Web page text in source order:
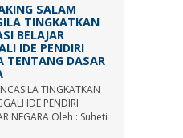
SALAM
TINGKATKAN
BELAJAR
IDE PENDIRI
TENTANG DASAR
TINGKATKAN
IDE PENDIRI
NEGARA Oleh : Suheti